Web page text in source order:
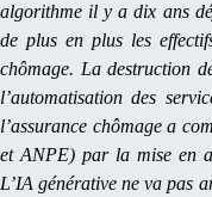
algorithme il y a dix ans
de plus en plus les
chômage. La destruction
l’automatisation des
l’assurance chômage a
et ANPE) par la mise en
L’IA générative ne va pas